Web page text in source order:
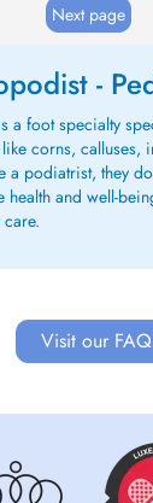
je peux vous aider
a...
Next page
-
a foot specialty
corns, calluses,
a podiatrist, they
health and well-
Visit our